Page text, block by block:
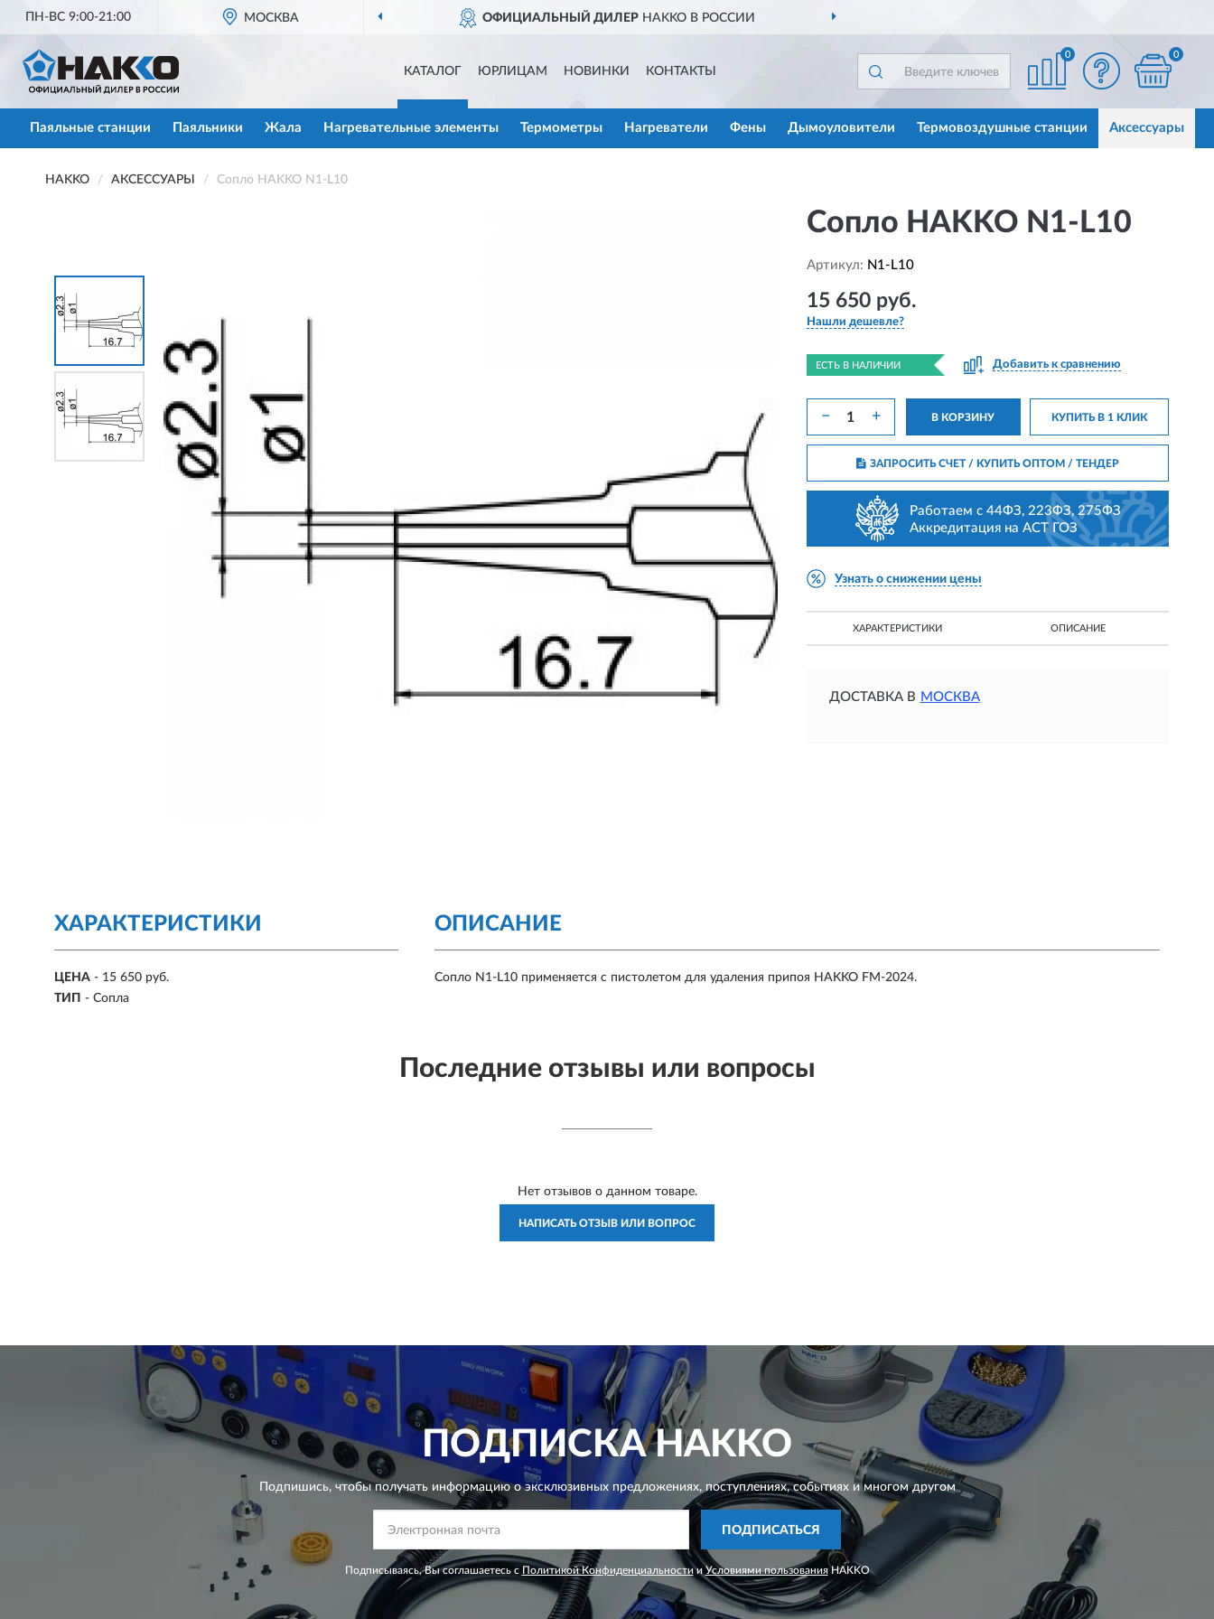
ПН-ВС 9:00-21:00 МОСКВА ОФИЦИАЛЬНЫЙ ДИЛЕРHAKKO В РОССИИ
КАТАЛОГ ЮРЛИЦАМ НОВИНКИ КОНТАКТЫ
0 0
Паяльные станции Паяльники Жала Нагревательные элементы Термометры Нагреватели Фены Дымоуловители Термовоздушные станции Аксессуары
HAKKO АКСЕССУАРЫ Сопло HAKKO N1-L10
Сопло HAKKO N1-L10
Артикул: N1-L10
15 650 руб.
Нашли дешевле?
ЕСТЬ В НАЛИЧИИ Добавить к сравнению
− + В КОРЗИНУ КУПИТЬ В 1 КЛИК
ЗАПРОСИТЬ СЧЕТ / КУПИТЬ ОПТОМ/ ТЕНДЕР
Работаем с 44ФЗ, 223ФЗ, 275ФЗ
Аккредитация на АСТ ГОЗ
Узнать о снижении цены
ХАРАКТЕРИСТИКИ ОПИСАНИЕ
ДОСТАВКА В МОСКВА
ХАРАКТЕРИСТИКИ
ЦЕНА - 15 650 руб.
ТИП - Сопла
ОПИСАНИЕ
Сопло N1-L10 применяется с пистолетом для удаления припоя HAKKO FM-2024.
Последние отзывы или вопросы
Нет отзывов о данном товаре.
НАПИСАТЬ ОТЗЫВ ИЛИ ВОПРОС
ПОДПИСКАHAKKO
Подпишись, чтобы получать информацию о эксклюзивных предложениях,поступлениях, событиях и многом другом
ПОДПИСАТЬСЯ
Подписываясь, Вы соглашаетесь с Политикой Конфиденциальности иУсловиями пользованияHAKKO